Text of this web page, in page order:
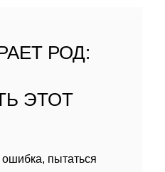
РОД:
ЭТОТ
пытаться